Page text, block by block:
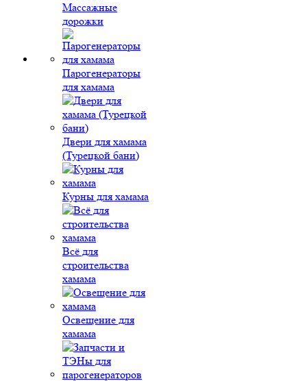
Массажные
дорожки
Парогенераторы
для хамама
Двери для хамама
(Турецкой бани)
Курны для хамама
Всё для
строительства
хамама
Освещение для
хамама